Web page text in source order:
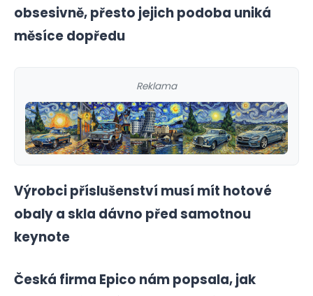
obsesivně, přesto jejich podoba uniká
měsíce dopředu
Reklama
Výrobci příslušenství musí mít hotové
obaly a skla dávno před samotnou
keynote
Česká firma Epico nám popsala, jak